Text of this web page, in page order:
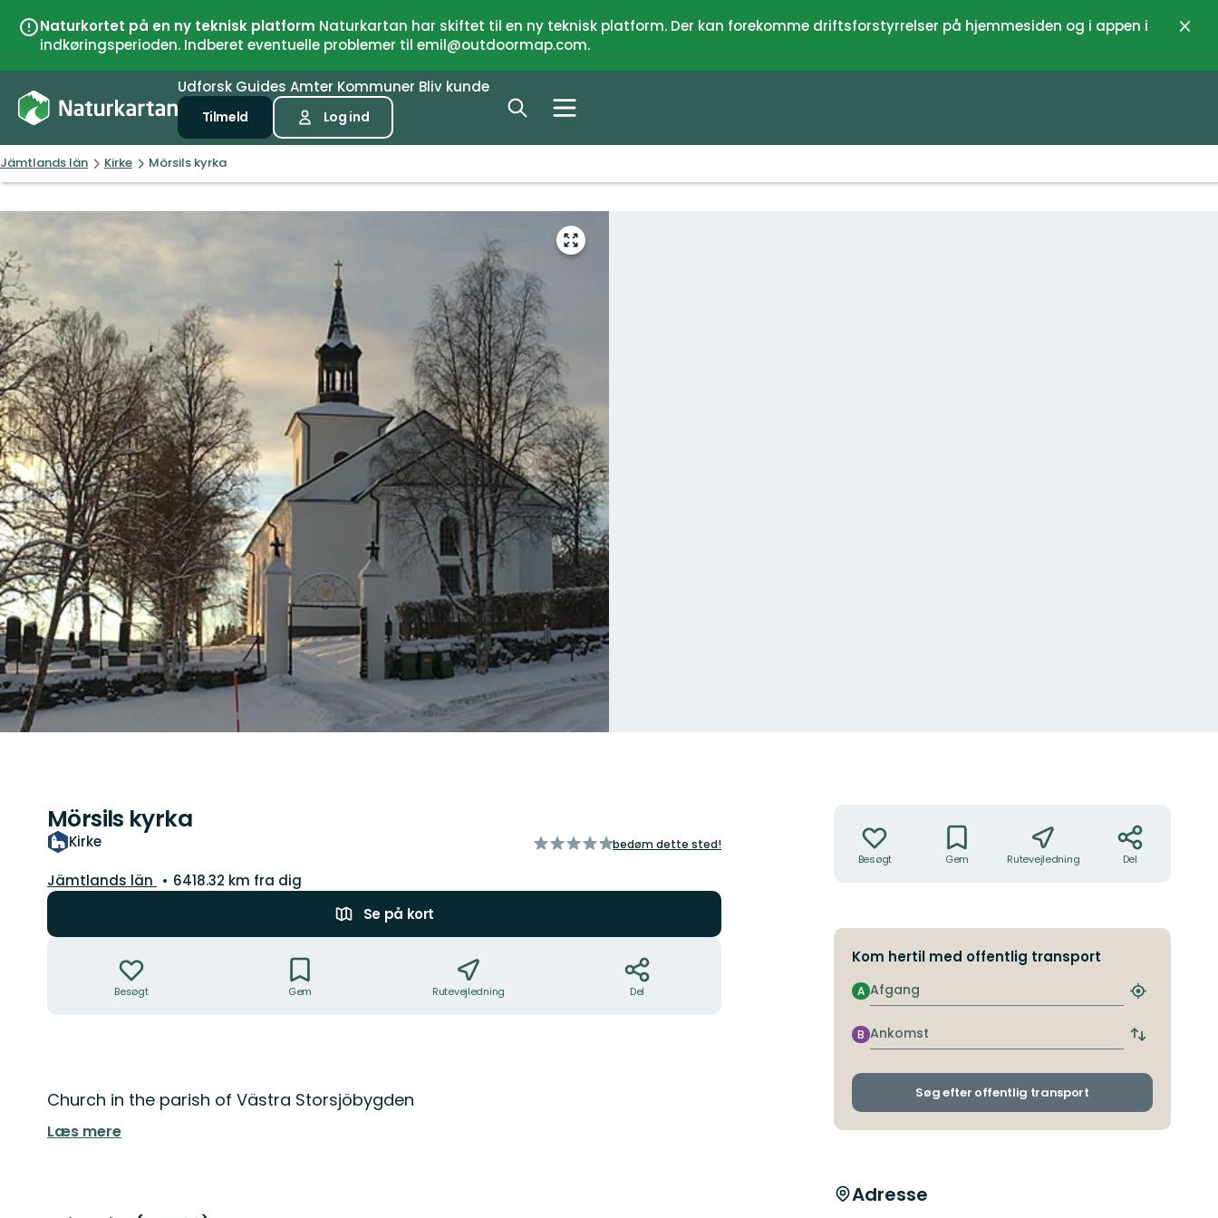
Naturkortet på en ny teknisk platform Naturkartan har skiftet til en ny teknisk platform. Der kan forekomme driftsforstyrrelser på hjemmesiden og i appen i
indkøringsperioden. Indberet eventuelle problemer til emil@outdoormap.com.
Luk
Udforsk Guides Amter Kommuner Bliv kunde
Tilmeld Log ind
Jämtlands län Kirke Mörsils kyrka
Gå
til
Mörsils kyrka
Kirke
ud
bedøm dette sted!
Amt:
Jämtlands län
6418.32 km fra dig
Se på kort
Besøgt Gem Rutevejledning Del
Beskrivelse
Church in the parish of Västra Storsjöbygden
Læs mere
Besøgt Gem Rutevejledning Del
Kom hertil med offentlig transport
Afgang
A
Find
nærmeste
stoppested
Ankomst
B
Skift
og
Søg efter offentlig transport
Adresse